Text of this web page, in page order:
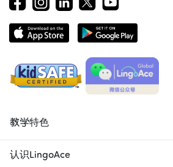
教学特色
认识LingoAce